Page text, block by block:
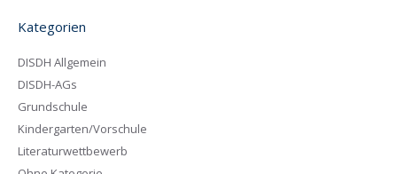
Kategorien
DISDH Allgemein
DISDH-AGs
Grundschule
Kindergarten/Vorschule
Literaturwettbewerb